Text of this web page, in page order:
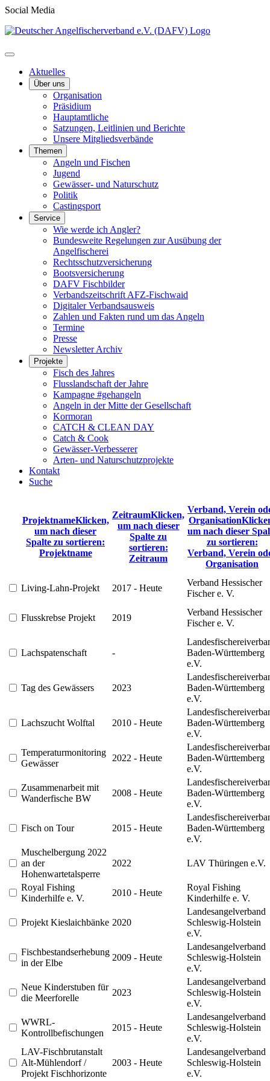
Social Media
Aktuelles
Über uns
Organisation
Präsidium
Hauptamtliche
Satzungen, Leitlinien und Berichte
Unsere Mitgliedsverbände
Themen
Angeln und Fischen
Jugend
Gewässer- und Naturschutz
Politik
Castingsport
Service
Wie werde ich Angler?
Bundesweite Regelungen zur Ausübung der
Angelfischerei
Rechtsschutzversicherung
Bootsversicherung
DAFV Fischbilder
Verbandszeitschrift AFZ-Fischwaid
Digitaler Verbandsausweis
Zahlen und Fakten rund um das Angeln
Termine
Presse
Newsletter Archiv
Projekte
Fisch des Jahres
Flusslandschaft der Jahre
Kampagne #gehangeln
Angeln in der Mitte der Gesellschaft
Kormoran
CATCH & CLEAN DAY
Catch & Cook
Gewässer-Verbesserer
Arten- und Naturschutzprojekte
Kontakt
Suche
ProjektnameKlicken,
um nach dieser
Spalte zu sortieren:
Projektname
ZeitraumKlicken,
um nach dieser
Spalte zu
sortieren:
Zeitraum
Verband, Verein
Organisation
um nach dieser
zu sortieren:
Verband, Verein
Organisation
Living-Lahn-Projekt 2017 - Heute
Verband Hessischer
Fischer e. V.
Flusskrebse Projekt 2019
Verband Hessischer
Fischer e. V.
Lachspatenschaft -
Baden-Württemberg
e.V.
Tag des Gewässers 2023
Baden-Württemberg
e.V.
Lachszucht Wolftal 2010 - Heute
Baden-Württemberg
e.V.
Temperaturmonitoring
Gewässer
2022 - Heute
Baden-Württemberg
e.V.
Zusammenarbeit mit
Wanderfische BW
2008 - Heute
Baden-Württemberg
e.V.
Fisch on Tour 2015 - Heute
Baden-Württemberg
e.V.
Muschelbergung 2022
an der
Hohenwartetalsperre
2022 LAV Thüringen e.V.
Royal Fishing
Kinderhilfe e. V.
2010 - Heute
Royal Fishing
Kinderhilfe e. V.
Projekt Kieslaichbänke 2020
Landesangelverband
Schleswig-Holstein
e.V.
Fischbestandserhebung
in der Elbe
2009 - Heute
Landesangelverband
Schleswig-Holstein
e.V.
Neue Kinderstuben für
die Meerforelle
2023
Landesangelverband
Schleswig-Holstein
e.V.
WWRL-
Kontrollbefischungen
2015 - Heute
Landesangelverband
Schleswig-Holstein
e.V.
LAV-Fischbrutanstalt
Alt-Mühlendorf /
Projekt Fischhorizonte
2003 - Heute
Landesangelverband
Schleswig-Holstein
e.V.